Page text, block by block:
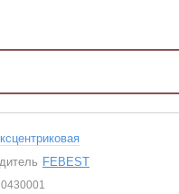
FEBEST
0430001